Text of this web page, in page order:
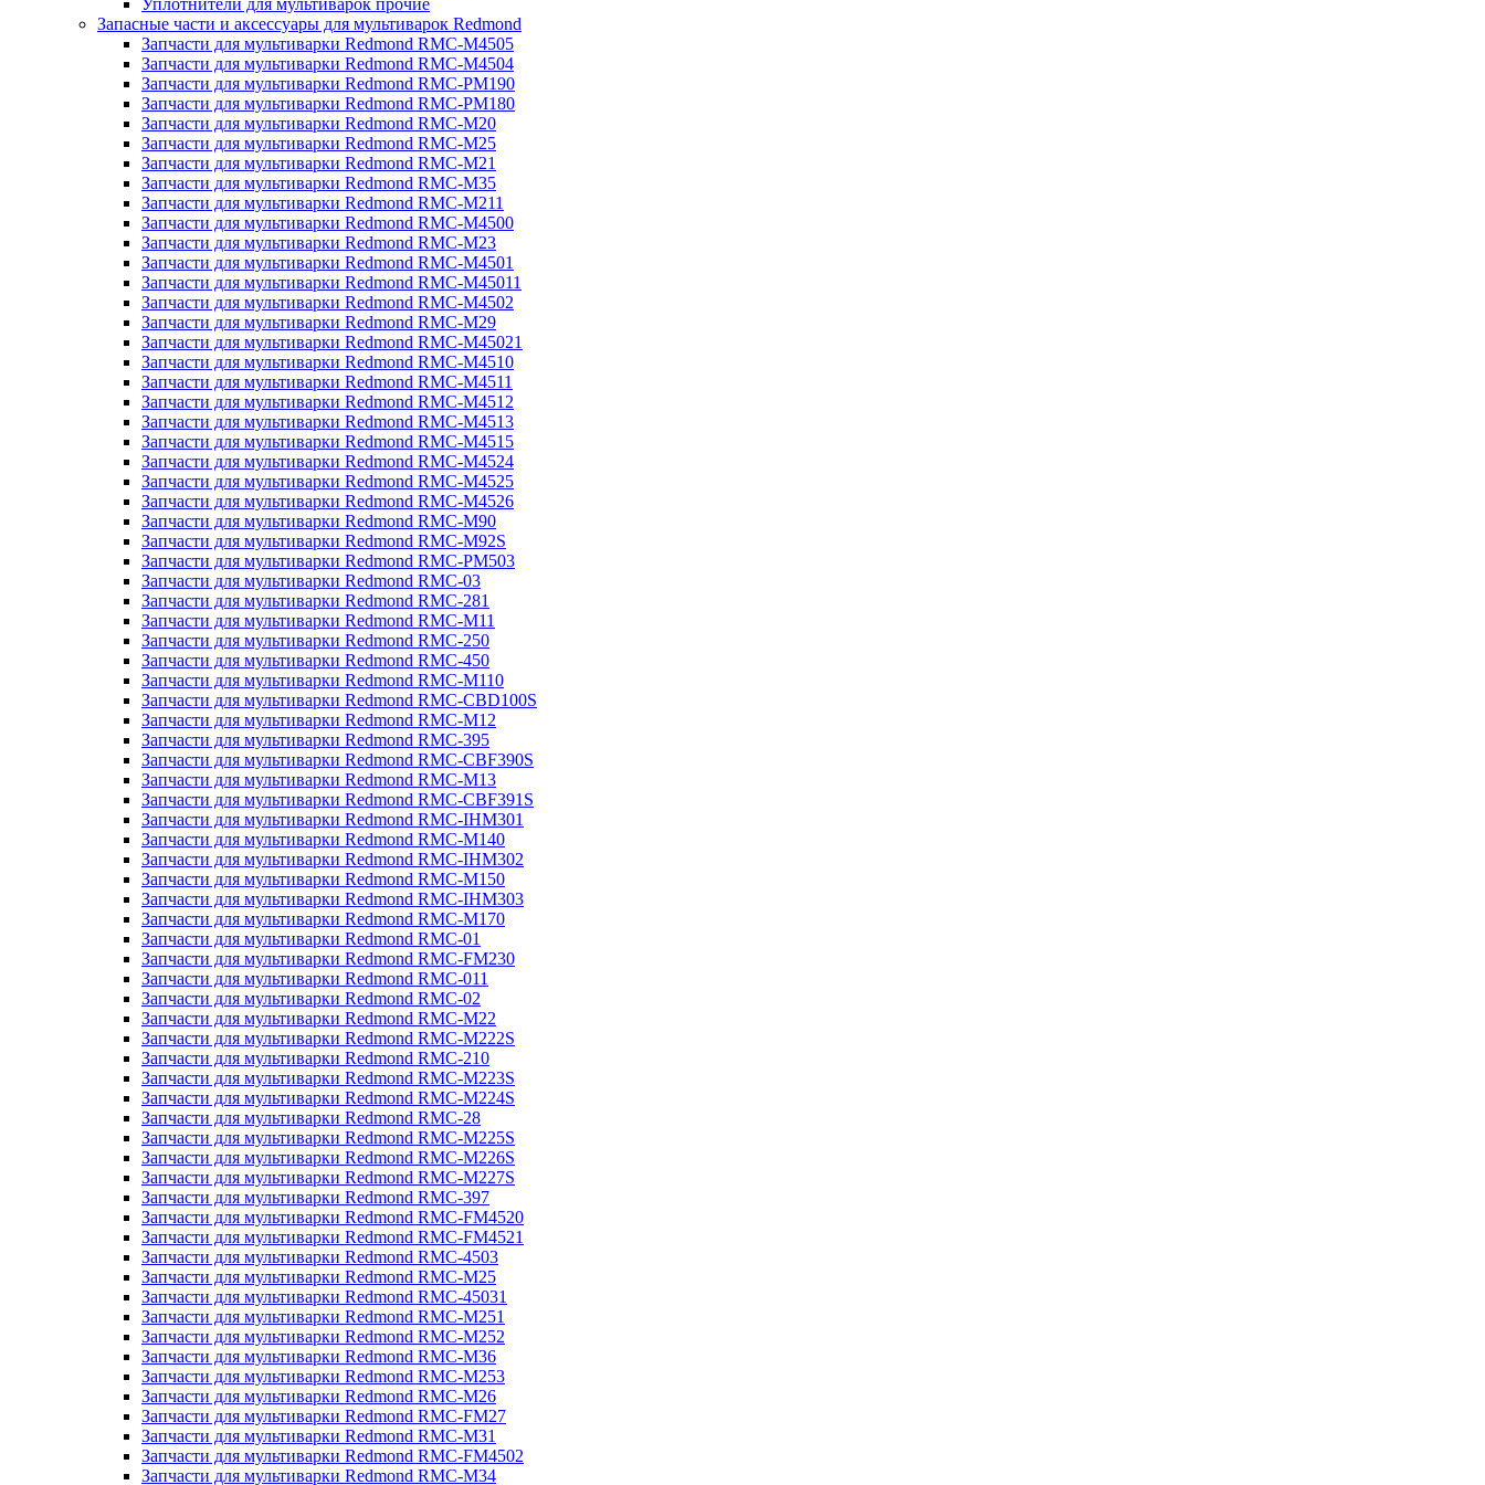
Уплотнители для мультиварок прочие
Запасные части и аксессуары для мультиварок Redmond
Запчасти для мультиварки Redmond RMC-M4505
Запчасти для мультиварки Redmond RMC-M4504
Запчасти для мультиварки Redmond RMC-PM190
Запчасти для мультиварки Redmond RMC-PM180
Запчасти для мультиварки Redmond RMC-M20
Запчасти для мультиварки Redmond RMC-M25
Запчасти для мультиварки Redmond RMC-M21
Запчасти для мультиварки Redmond RMC-M35
Запчасти для мультиварки Redmond RMC-M211
Запчасти для мультиварки Redmond RMC-M4500
Запчасти для мультиварки Redmond RMC-M23
Запчасти для мультиварки Redmond RMC-M4501
Запчасти для мультиварки Redmond RMC-M45011
Запчасти для мультиварки Redmond RMC-M4502
Запчасти для мультиварки Redmond RMC-M29
Запчасти для мультиварки Redmond RMC-M45021
Запчасти для мультиварки Redmond RMC-M4510
Запчасти для мультиварки Redmond RMC-M4511
Запчасти для мультиварки Redmond RMC-M4512
Запчасти для мультиварки Redmond RMC-M4513
Запчасти для мультиварки Redmond RMC-M4515
Запчасти для мультиварки Redmond RMC-M4524
Запчасти для мультиварки Redmond RMC-M4525
Запчасти для мультиварки Redmond RMC-M4526
Запчасти для мультиварки Redmond RMC-M90
Запчасти для мультиварки Redmond RMC-M92S
Запчасти для мультиварки Redmond RMC-PM503
Запчасти для мультиварки Redmond RMC-03
Запчасти для мультиварки Redmond RMC-281
Запчасти для мультиварки Redmond RMC-M11
Запчасти для мультиварки Redmond RMC-250
Запчасти для мультиварки Redmond RMC-450
Запчасти для мультиварки Redmond RMC-M110
Запчасти для мультиварки Redmond RMC-CBD100S
Запчасти для мультиварки Redmond RMC-M12
Запчасти для мультиварки Redmond RMC-395
Запчасти для мультиварки Redmond RMC-CBF390S
Запчасти для мультиварки Redmond RMC-M13
Запчасти для мультиварки Redmond RMC-CBF391S
Запчасти для мультиварки Redmond RMC-IHM301
Запчасти для мультиварки Redmond RMC-M140
Запчасти для мультиварки Redmond RMC-IHM302
Запчасти для мультиварки Redmond RMC-M150
Запчасти для мультиварки Redmond RMC-IHM303
Запчасти для мультиварки Redmond RMC-M170
Запчасти для мультиварки Redmond RMC-01
Запчасти для мультиварки Redmond RMC-FM230
Запчасти для мультиварки Redmond RMC-011
Запчасти для мультиварки Redmond RMC-02
Запчасти для мультиварки Redmond RMC-M22
Запчасти для мультиварки Redmond RMC-M222S
Запчасти для мультиварки Redmond RMC-210
Запчасти для мультиварки Redmond RMC-M223S
Запчасти для мультиварки Redmond RMC-M224S
Запчасти для мультиварки Redmond RMC-28
Запчасти для мультиварки Redmond RMC-M225S
Запчасти для мультиварки Redmond RMC-M226S
Запчасти для мультиварки Redmond RMC-M227S
Запчасти для мультиварки Redmond RMC-397
Запчасти для мультиварки Redmond RMC-FM4520
Запчасти для мультиварки Redmond RMC-FM4521
Запчасти для мультиварки Redmond RMC-4503
Запчасти для мультиварки Redmond RMC-M25
Запчасти для мультиварки Redmond RMC-45031
Запчасти для мультиварки Redmond RMC-M251
Запчасти для мультиварки Redmond RMC-M252
Запчасти для мультиварки Redmond RMC-M36
Запчасти для мультиварки Redmond RMC-M253
Запчасти для мультиварки Redmond RMC-M26
Запчасти для мультиварки Redmond RMC-FM27
Запчасти для мультиварки Redmond RMC-M31
Запчасти для мультиварки Redmond RMC-FM4502
Запчасти для мультиварки Redmond RMC-M34